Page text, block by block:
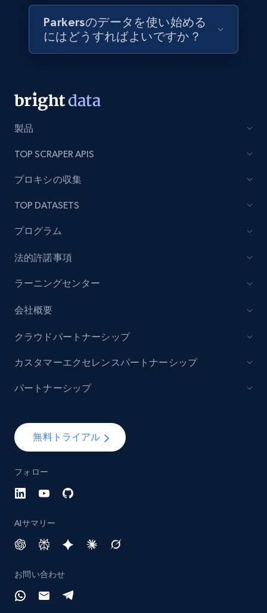
TikTok Shop
5.4K+
URL, Profile url, Linkedin num id, Avatar, Profile
connections, and more.
Business 強化された
YouTube - Channels
more.
Post id, URL, User posted, Title, Description,
Num comments, Date posted, Community
Parkersのデータを使い始める
にはどうすればよいですか？
製品
TOP SCRAPER APIS
プロキシの収集
TOP DATASETS
プログラム
法的許諾事項
ラーニングセンター
会社概要
無料トライアル
フォロー
AIサマリー
お問い合わせ
クラウドパートナーシップ
カスタマーエクセレンスパートナーシップ
パートナーシップ